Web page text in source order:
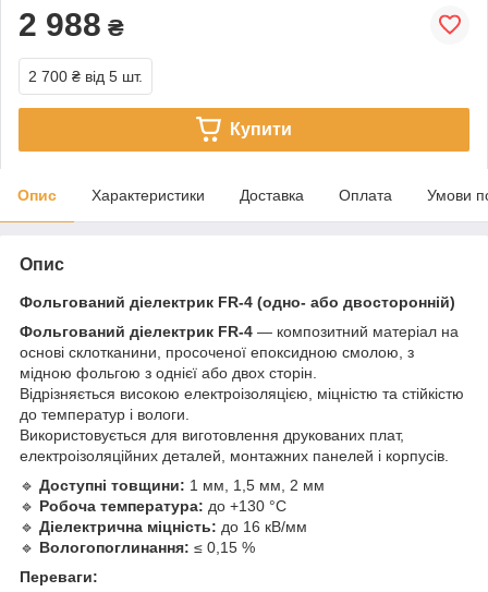
2 988 ₴
2 700 ₴ від 5 шт.
Купити
Опис Характеристики Доставка Оплата Умови
Опис
Фольгований діелектрик FR-4 (одно- або двосторонній)
Фольгований діелектрик FR-4 — композитний матеріал на
основі склотканини, просоченої епоксидною смолою, з
мідною фольгою з однієї або двох сторін.
Відрізняється високою електроізоляцією, міцністю та стійкістю
до температур і вологи.
Використовується для виготовлення друкованих плат,
електроізоляційних деталей, монтажних панелей і корпусів.
🔹 Доступні товщини: 1 мм, 1,5 мм, 2 мм
🔹 Робоча температура: до +130 °C
🔹 Діелектрична міцність: до 16 кВ/мм
🔹 Вологопоглинання: ≤ 0,15 %
Переваги: